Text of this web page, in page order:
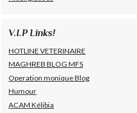
V.I.P Links!
HOTLINE VETERINAIRE
MAGHREB BLOG MFS
Operation monique Blog
Humour
ACAM Kélibia